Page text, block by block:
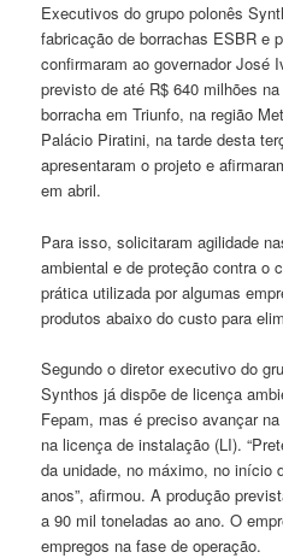
Executivos do grupo polonês
fabricação de borrachas ESBR e
confirmaram ao governador José
previsto de até R$ 640 milhões
borracha em Triunfo, na região
Palácio Piratini, na tarde desta
apresentaram o projeto e
em abril.
Para isso, solicitaram agilidade
ambiental e de proteção contra o
prática utilizada por algumas
produtos abaixo do custo para
Segundo o diretor executivo do
Synthos já dispõe de licença
Fepam, mas é preciso avançar
na licença de instalação (LI).
da unidade, no máximo, no início
anos”, afirmou. A produção
a 90 mil toneladas ao ano. O
empregos na fase de operação.